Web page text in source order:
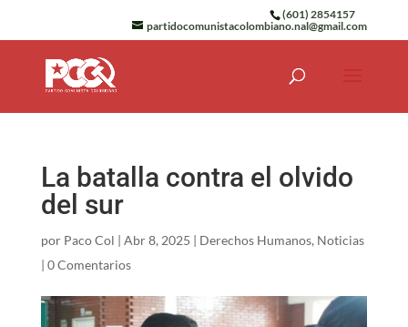
(601) 2854157
partidocomunistacolombiano.nal@gmail.com
La batalla contra el olvido
del sur
por Paco Col | Abr 8, 2025 | Derechos Humanos, Noticias
| 0 Comentarios